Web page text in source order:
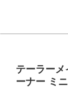
テーラー
ーナー ミ